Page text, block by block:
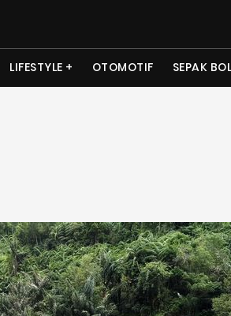
LIFESTYLE OTOMOTIF SEPAK